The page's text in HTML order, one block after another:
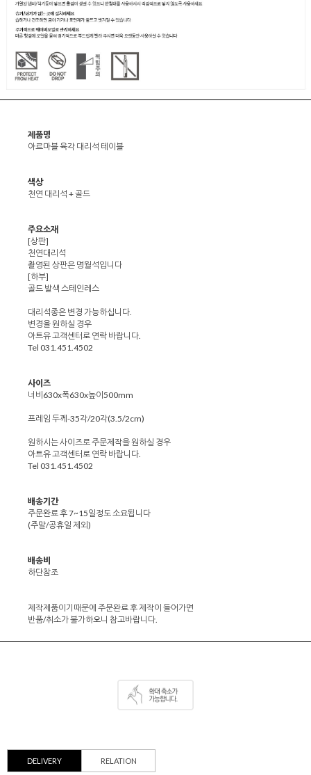
제품명
아르마블 육각 대리석 테이블
색상
천연 대리석 + 골드
주요소재
[상판]
천연대리석
촬영된 상판은 명월석입니다
[하부]
골드 발색 스테인레스
대리석종은 변경 가능하십니다.
변경을 원하실 경우
아트유 고객센터로 연락 바랍니다.
Tel 031.451.4502
사이즈
너비630x폭630x높이500mm
프레임 두께-35각/20각(3.5/2cm)
원하시는 사이즈로 주문제작을 원하실 경우
아트유 고객센터로 연락 바랍니다.
Tel 031.451.4502
배송기간
주문완료 후 7~15일정도 소요됩니다
(주말/공휴일 제외)
배송비
하단참조
제작제품이기때문에 주문완료 후 제작이 들어가면
반품/취소가 불가하오니 참고바랍니다.
DELIVERY RELATION